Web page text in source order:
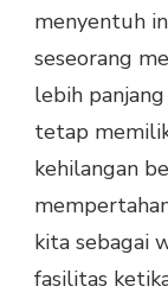
menyentuh
seseorang
lebih
tetap
kehilangan
kita sebagai
fasilitas